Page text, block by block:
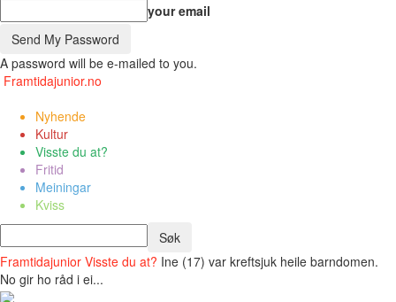
your email
A password will be e-mailed to you.
Framtidajunior.no
Nyhende
Kultur
Visste du at?
Fritid
Meiningar
Kviss
Framtidajunior Visste du at? Ine (17) var kreftsjuk heile barndomen.
No gir ho råd i ei...